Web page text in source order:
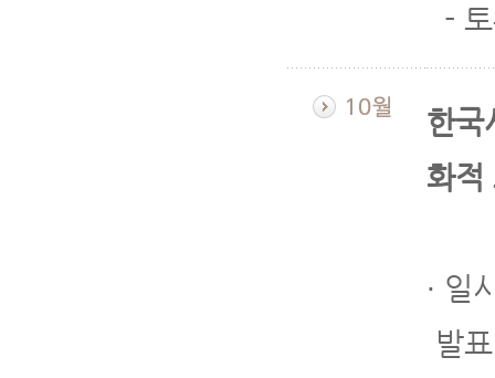
-
한국
화적
∙ 일
발